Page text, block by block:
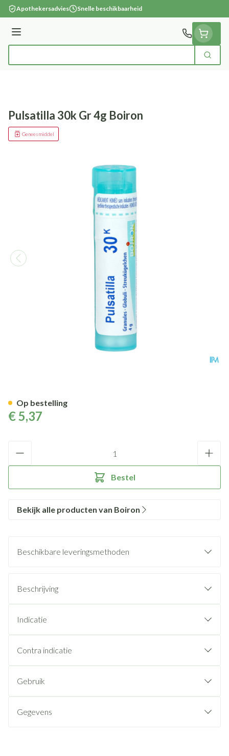
Ga naar de inhoud
Apothekersadvies Snelle beschikbaarheid
Menu
Zoek
Pulsatilla 30k Gr 4g Boiron
Geneesmiddel
€ 5,37
Bestel
Op bestelling
Bekijk alle producten van Boiron
Beschikbare leveringsmethoden
Beschrijving
Indicatie
Contra indicatie
Gebruik
Gegevens